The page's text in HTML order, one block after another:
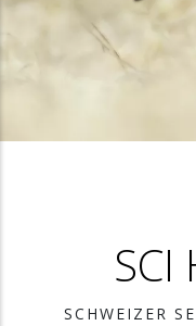
SCI
SCHWEIZER